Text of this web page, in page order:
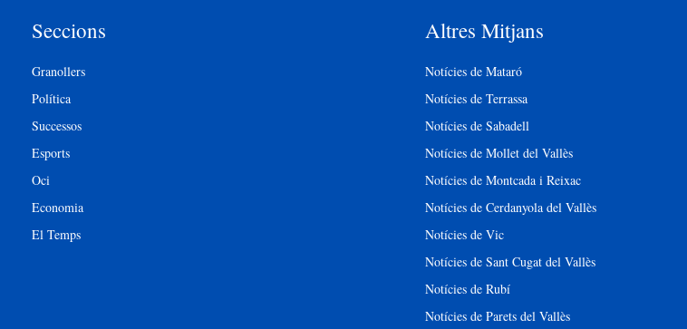
Seccions
Granollers
Política
Successos
Esports
Oci
Economia
El Temps
Altres Mitjans
Notícies de Mataró
Notícies de Terrassa
Notícies de Sabadell
Notícies de Mollet del Vallès
Notícies de Montcada i Reixac
Notícies de Cerdanyola del Vallès
Notícies de Vic
Notícies de Sant Cugat del Vallès
Notícies de Rubí
Notícies de Parets del Vallès